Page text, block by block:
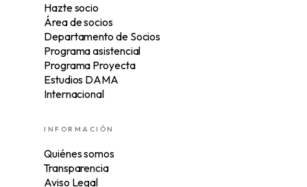
Hazte socio
Área de socios
Departamento de Socios
Programa asistencial
Programa Proyecta
Estudios DAMA
Internacional
INFORMACIÓN
Quiénes somos
Transparencia
Aviso Legal